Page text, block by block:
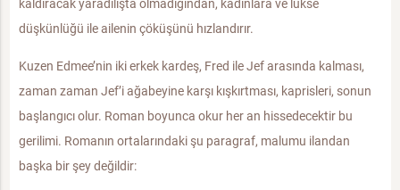
kaldıracak yaradılışta olmadığından, kadınlara ve lükse
düşkünlüğü ile ailenin çöküşünü hızlandırır.
Kuzen Edmee’nin iki erkek kardeş, Fred ile Jef arasında kalması,
zaman zaman Jef’i ağabeyine karşı kışkırtması, kaprisleri, sonun
başlangıcı olur. Roman boyunca okur her an hissedecektir bu
gerilimi. Romanın ortalarındaki şu paragraf, malumu ilandan
başka bir şey değildir: